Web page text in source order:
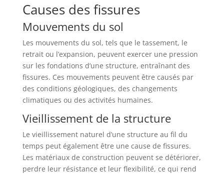
Causes des fissures
Mouvements du sol
Les mouvements du sol, tels que le tassement, le
retrait ou l’expansion, peuvent exercer une pression
sur les fondations d’une structure, entraînant des
fissures. Ces mouvements peuvent être causés par
des conditions géologiques, des changements
climatiques ou des activités humaines.
Vieillissement de la structure
Le vieillissement naturel d’une structure au fil du
temps peut également être une cause de fissures.
Les matériaux de construction peuvent se détériorer,
perdre leur résistance et leur flexibilité, ce qui rend